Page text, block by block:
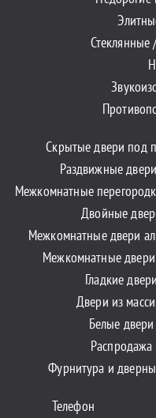
Скрытые двери под
Раздвижные
Межкомнатные
Двойные
Межкомнатные двери
Межкомнатные двери
Гладкие двери
Двери из
Белые двери
Распродажа
Фурнитура и
Телефон